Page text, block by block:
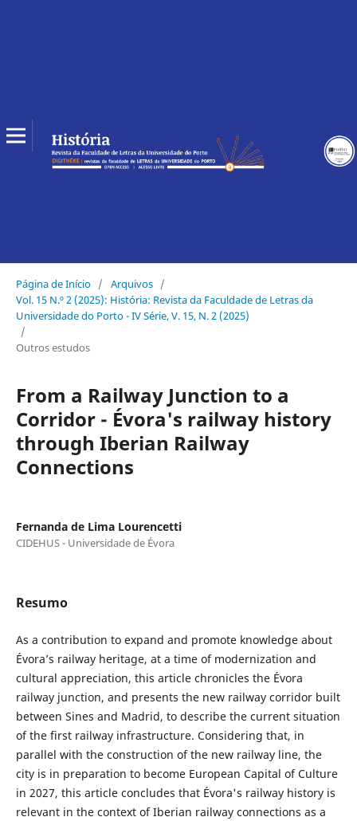
Página de Início / Arquivos /
Vol. 15 N.º 2 (2025): História: Revista da Faculdade de Letras da
Universidade do Porto - IV Série, V. 15, N. 2 (2025)
/
Outros estudos
From a Railway Junction to a
Corridor - Évora's railway history
through Iberian Railway
Connections
Fernanda de Lima Lourencetti
CIDEHUS - Universidade de Évora
Resumo
As a contribution to expand and promote knowledge about
Évora’s railway heritage, at a time of modernization and
cultural appreciation, this article chronicles the Évora
railway junction, and presents the new railway corridor built
between Sines and Madrid, to describe the current situation
of the first railway infrastructure. Considering that, in
parallel with the construction of the new railway line, the
city is in preparation to become European Capital of Culture
in 2027, this article concludes that Évora's railway history is
relevant in the context of Iberian railway connections as a